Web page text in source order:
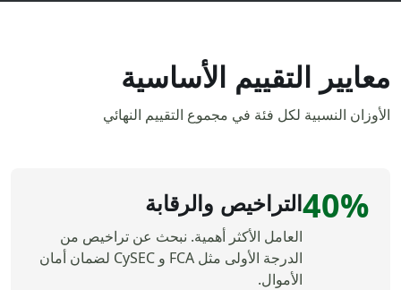
معايير التقييم الأساسية
الأوزان النسبية لكل فئة في مجموع التقييم النهائي
40% التراخيص والرقابة
العامل الأكثر أهمية. نبحث عن تراخيص من
الدرجة الأولى مثل FCA و CySEC لضمان أمان
الأموال.